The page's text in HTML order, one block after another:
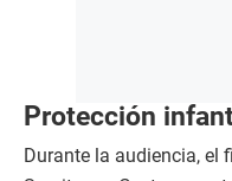
Protección
Durante la audiencia, el